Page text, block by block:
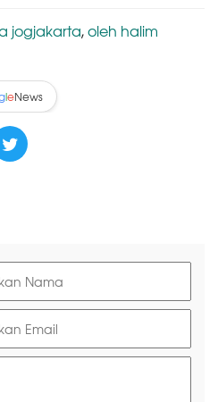
jogjakarta,oleh halim
leNews